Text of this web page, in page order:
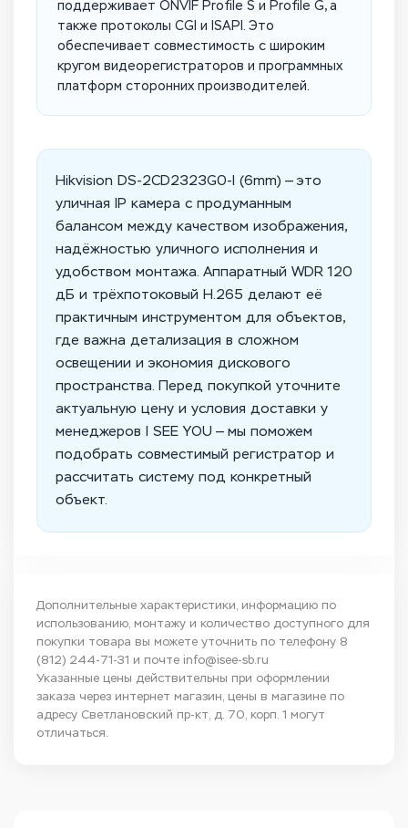
поддерживает ONVIF Profile S и Profile G, а
также протоколы CGI и ISAPI. Это
обеспечивает совместимость с широким
кругом видеорегистраторов и программных
платформ сторонних производителей.
Hikvision DS-2CD2323G0-I (6mm) — это
уличная IP камера с продуманным
балансом между качеством изображения,
надёжностью уличного исполнения и
удобством монтажа. Аппаратный WDR 120
дБ и трёхпотоковый H.265 делают её
практичным инструментом для объектов,
где важна детализация в сложном
освещении и экономия дискового
пространства. Перед покупкой уточните
актуальную цену и условия доставки у
менеджеров I SEE YOU — мы поможем
подобрать совместимый регистратор и
рассчитать систему под конкретный
объект.
Дополнительные характеристики, информацию по
использованию, монтажу и количество доступного для
покупки товара вы можете уточнить по телефону 8
(812) 244-71-31 и почте info@isee-sb.ru
Указанные цены действительны при оформлении
заказа через интернет магазин, цены в магазине по
адресу Светлановский пр-кт, д. 70, корп. 1 могут
отличаться.